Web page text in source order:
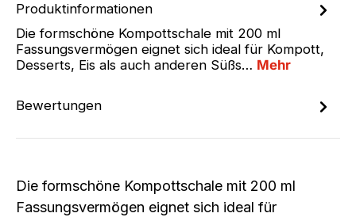
Produktinformationen
Die formschöne Kompottschale mit 200 ml
Fassungsvermögen eignet sich ideal für Kompott,
Desserts, Eis als auch anderen Süßs… Mehr
Bewertungen
Die formschöne Kompottschale mit 200 ml
Fassungsvermögen eignet sich ideal für